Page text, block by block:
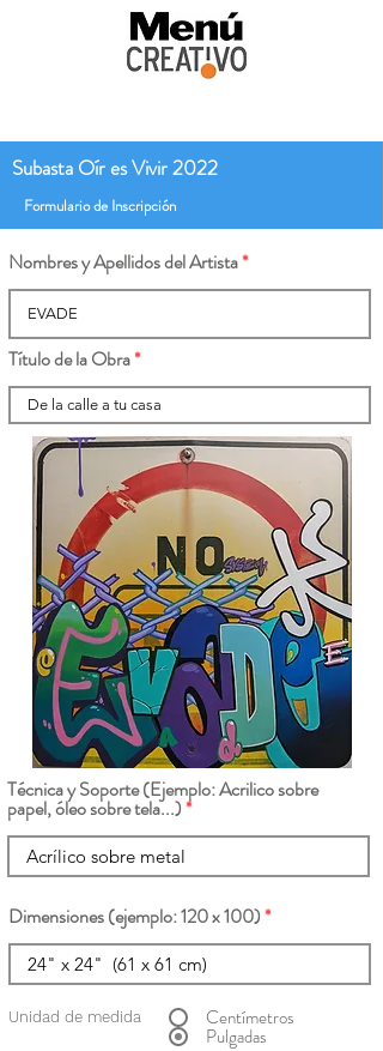
Subasta Oír es Vivir 2022
Formulario de Inscripción
Nombres y Apellidos del Artista
Título de la Obra
Técnica y Soporte (Ejemplo: Acrilico sobre
papel, óleo sobre tela...)
Dimensiones (ejemplo: 120 x 100)
Unidad de medida Centímetros
Pulgadas